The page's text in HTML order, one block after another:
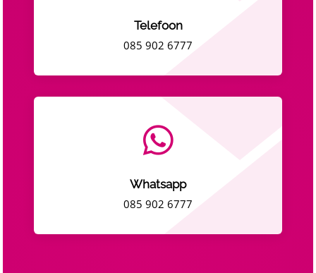
Telefoon
085 902 6777

Whatsapp
085 902 6777